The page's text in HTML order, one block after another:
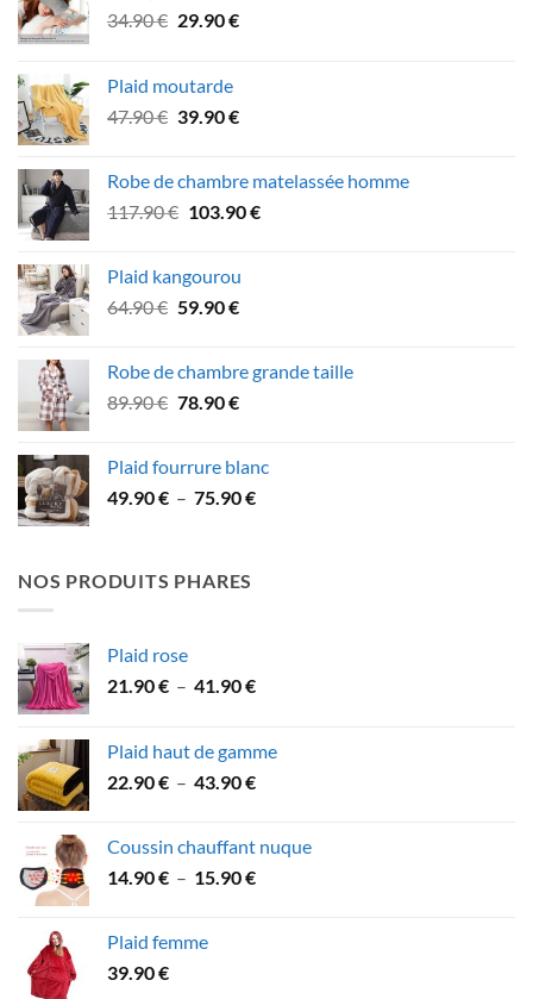
34.90€ Le
était :
34.90 €.
29.90€Le
29.90 €.
Plaid moutarde
47.90€ Le
était :
47.90 €.
39.90€Le
est :
39.90 €.
Robe de chambre matelassée homme
117.90€ Le
était :
117.90 €.
103.90€Le
Plaid kangourou
64.90€ Le
était :
64.90 €.
59.90€Le
est :
59.90 €.
Robe de chambre grande taille
89.90€ Le
était :
89.90 €.
78.90€Le
est :
78.90 €.
Plaid fourrure blanc
49.90€ – 75.90€Plage
NOS PRODUITS PHARES
Plaid rose
21.90€ – 41.90€Plage
21.90 €
à
Plaid haut de gamme
22.90€ – 43.90€Plage
22.90 €
à
Coussin chauffant nuque
14.90€ – 15.90€Plage
Plaid femme
39.90€